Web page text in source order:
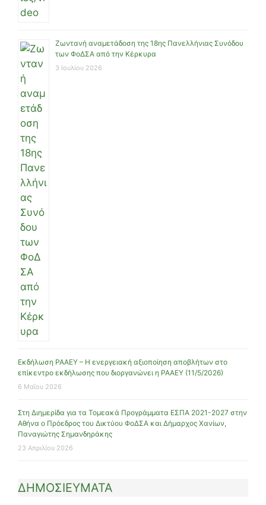
Ζωντανή αναμετάδοση της 18ης Πανελλήνιας Συνόδου
των ΦοΔΣΑ από την Κέρκυρα
3 Ιουλίου 2026
Εκδήλωση ΡΑΑΕΥ – Η ενεργειακή αξιοποίηση αποβλήτων στο
επίκεντρο εκδήλωσης που διοργανώνει η ΡΑΑΕΥ (11/5/2026)
6 Μαΐου 2026
Στη Διημερίδα για τα Τομεακά Προγράμματα ΕΣΠΑ 2021-2027 στην
Αθήνα ο Πρόεδρος του Δικτύου ΦοΔΣΑ και Δήμαρχος Χανίων,
Παναγιώτης Σημανδηράκης
23 Απριλίου 2026
ΔΗΜΟΣΙΕΥΜΑΤΑ